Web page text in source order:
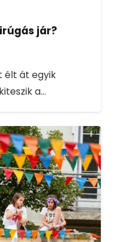
jár?
élt át egyik
a…